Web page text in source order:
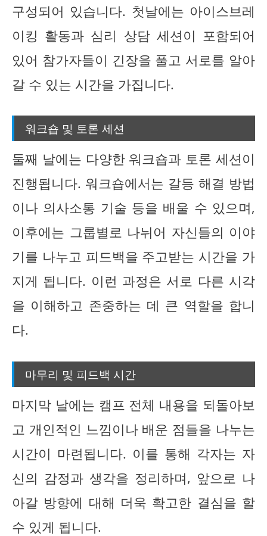
구성되어 있습니다. 첫날에는 아이스브레
이킹 활동과 심리 상담 세션이 포함되어
있어 참가자들이 긴장을 풀고 서로를 알아
갈 수 있는 시간을 가집니다.
워크숍 및 토론 세션
둘째 날에는 다양한 워크숍과 토론 세션이
진행됩니다. 워크숍에서는 갈등 해결 방법
이나 의사소통 기술 등을 배울 수 있으며,
이후에는 그룹별로 나뉘어 자신들의 이야
기를 나누고 피드백을 주고받는 시간을 가
지게 됩니다. 이런 과정은 서로 다른 시각
을 이해하고 존중하는 데 큰 역할을 합니
다.
마무리 및 피드백 시간
마지막 날에는 캠프 전체 내용을 되돌아보
고 개인적인 느낌이나 배운 점들을 나누는
시간이 마련됩니다. 이를 통해 각자는 자
신의 감정과 생각을 정리하며, 앞으로 나
아갈 방향에 대해 더욱 확고한 결심을 할
수 있게 됩니다.